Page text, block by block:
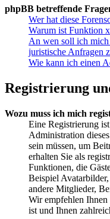
phpBB betreffende
Wer hat diese
Warum ist Funktion
An wen soll ich mich
juristische Anfragen
Wie kann ich einen
Registrierung
Wozu muss ich mich
Eine Registrierung
Administration
sein müssen, um
erhalten Sie als
Funktionen, die
Beispiel
andere Mitglieder,
Wir empfehlen
ist und Ihnen